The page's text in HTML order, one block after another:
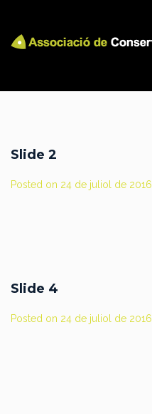
Slide 2
Posted on 24 de juliol de 2016
Slide 4
Posted on 24 de juliol de 2016